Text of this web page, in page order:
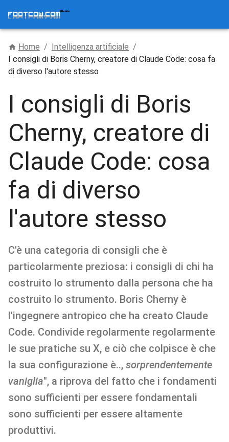
Home / Intelligenza artificiale /
I consigli di Boris Cherny, creatore di Claude Code: cosa fa
di diverso l'autore stesso
I consigli di Boris
Cherny, creatore di
Claude Code: cosa
fa di diverso
l'autore stesso
C'è una categoria di consigli che è
particolarmente preziosa: i consigli di chi ha
costruito lo strumento dalla persona che ha
costruito lo strumento. Boris Cherny è
l'ingegnere antropico che ha creato Claude
Code. Condivide regolarmente regolarmente
le sue pratiche su X, e ciò che colpisce è che
la sua configurazione è.., sorprendentemente
vaniglia", a riprova del fatto che i fondamenti
sono sufficienti per essere fondamentali
sono sufficienti per essere altamente
produttivi.